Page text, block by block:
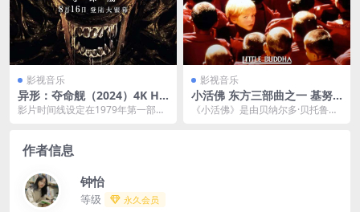
影视音乐
异形：夺命舰（2024）4K HD
R10+ 外挂简英字幕夸克网盘
影片时间线设定在1979年第一部
影视音乐
小活佛 东方三部曲之一 基努
李维斯 4K原盘REMUX 杜比视
《小活佛》是由贝纳尔多·贝托鲁奇
作者信息
钟怡
等级 永久会员